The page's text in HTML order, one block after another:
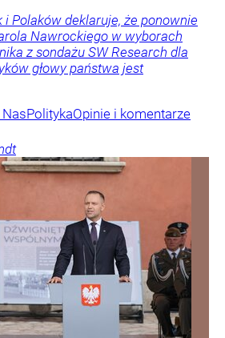
i Polaków deklaruje, że ponownie
Nawrockiego w wyborach
z sondażu SW Research dla
głowy państwa jest
PolitykaOpinie i komentarze